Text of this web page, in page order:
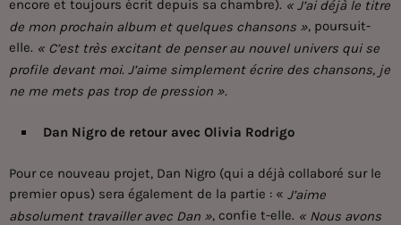
encore et toujours écrit depuis sa chambre). « J’ai déjà le titre
de mon prochain album et quelques chansons », poursuit-
elle. « C’est très excitant de penser au nouvel univers qui se
profile devant moi. J’aime simplement écrire des chansons, je
ne me mets pas trop de pression ».
Dan Nigro de retour avec Olivia Rodrigo
Pour ce nouveau projet, Dan Nigro (qui a déjà collaboré sur le
premier opus) sera également de la partie : « J’aime
absolument travailler avec Dan », confie t-elle. « Nous avons